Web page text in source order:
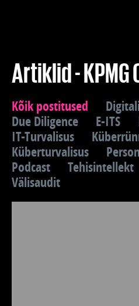
Paketid
Meist
Artiklid
Kontakt
Artiklid - KPMG
Kõik postitused
Due Diligence
E-ITS
IT-Turvalisus
Küberturvalisus
Podcast
Tehisintellekt
Välisaudit